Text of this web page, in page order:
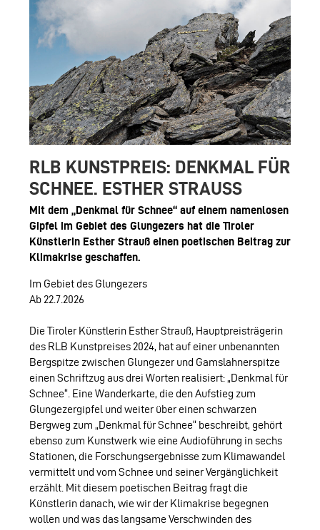
AGUNTUM MUSEUM -
DOWNLOADS
FERDINANDEUM
VOLKSKUNSTMUSEUM
HOFKIRCHE
DAS TIROL PANORAMA MIT
AGUNTUM MUSEUM -
SAMMLUNGS- UND
GESCHÄFTSFÜHRUNG
KONTAKT
RLB KUNSTPREIS: DENKMAL FÜR
SCHNEE. ESTHER STRAUSS
Mit dem „Denkmal für Schnee“ auf einem namenlosen
Gipfel im Gebiet des Glungezers hat die Tiroler
Künstlerin Esther Strauß einen poetischen Beitrag zur
Klimakrise geschaffen.
Im Gebiet des Glungezers
Ab 22.7.2026
Die Tiroler Künstlerin Esther Strauß, Hauptpreisträgerin
des RLB Kunstpreises 2024, hat auf einer unbenannten
Bergspitze zwischen Glungezer und Gamslahnerspitze
einen Schriftzug aus drei Worten realisiert: „Denkmal für
Schnee“. Eine Wanderkarte, die den Aufstieg zum
Glungezergipfel und weiter über einen schwarzen
Bergweg zum „Denkmal für Schnee“ beschreibt, gehört
ebenso zum Kunstwerk wie eine Audioführung in sechs
Stationen, die Forschungsergebnisse zum Klimawandel
vermittelt und vom Schnee und seiner Vergänglichkeit
erzählt. Mit diesem poetischen Beitrag fragt die
Künstlerin danach, wie wir der Klimakrise begegnen
wollen und was das langsame Verschwinden des